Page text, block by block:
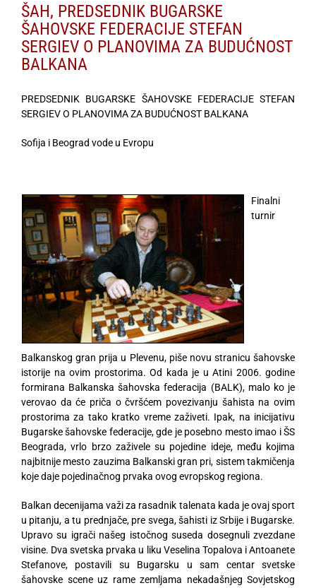
ŠAH, PREDSEDNIK BUGARSKE
ŠAHOVSKE FEDERACIJE STEFAN
SERGIEV O PLANOVIMA ZA BUDUĆNOST
BALKANA
PREDSEDNIK BUGARSKE ŠAHOVSKE FEDERACIJE STEFAN
SERGIEV O PLANOVIMA ZA BUDUĆNOST BALKANA
Sofija i Beograd vode u Evropu
Finalni
turnir
Balkanskog gran prija u Plevenu, piše novu stranicu šahovske
istorije na ovim prostorima. Od kada je u Atini 2006. godine
formirana Balkanska šahovska federacija (BALK), malo ko je
verovao da će priča o čvršćem povezivanju šahista na ovim
prostorima za tako kratko vreme zaživeti. Ipak, na inicijativu
Bugarske šahovske federacije, gde je posebno mesto imao i ŠS
Beograda, vrlo brzo zaživele su pojedine ideje, među kojima
najbitnije mesto zauzima Balkanski gran pri, sistem takmičenja
koje daje pojedinačnog prvaka ovog evropskog regiona.
Balkan decenijama važi za rasadnik talenata kada je ovaj sport
u pitanju, a tu prednjače, pre svega, šahisti iz Srbije i Bugarske.
Upravo su igrači našeg istočnog suseda dosegnuli zvezdane
visine. Dva svetska prvaka u liku Veselina Topalova i Antoanete
Stefanove, postavili su Bugarsku u sam centar svetske
šahovske scene uz rame zemljama nekadašnjeg Sovjetskog